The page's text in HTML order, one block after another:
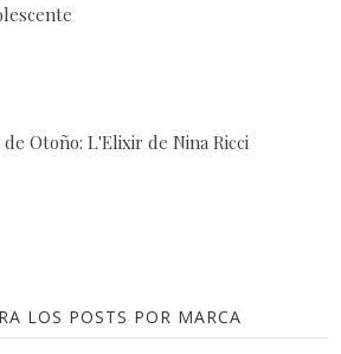
Otoño: L'Elixir de Nina Ricci
LOS POSTS POR MARCA